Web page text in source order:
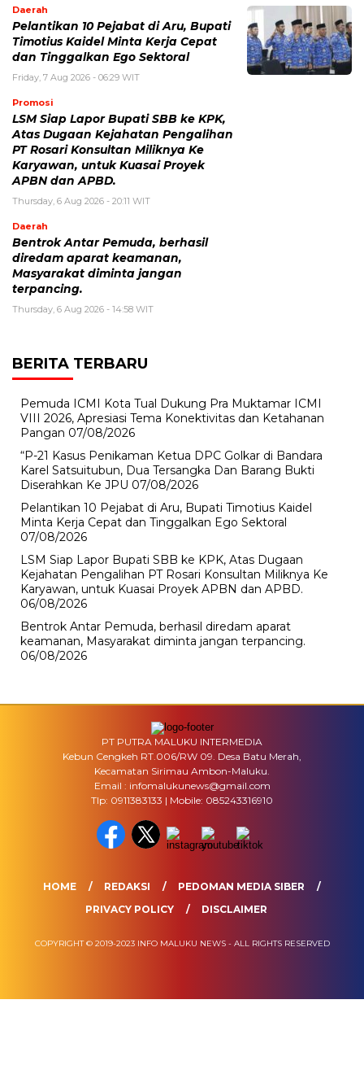
Daerah
Pelantikan 10 Pejabat di Aru, Bupati
Timotius Kaidel Minta Kerja Cepat
dan Tinggalkan Ego Sektoral
Friday, 7 Aug 2026 - 06:29 WIT
Promosi
LSM Siap Lapor Bupati SBB ke KPK,
Atas Dugaan Kejahatan Pengalihan
PT Rosari Konsultan Miliknya Ke
Karyawan, untuk Kuasai Proyek
APBN dan APBD.
Thursday, 6 Aug 2026 - 20:11 WIT
Daerah
Bentrok Antar Pemuda, berhasil
diredam aparat keamanan,
Masyarakat diminta jangan
terpancing.
Thursday, 6 Aug 2026 - 14:58 WIT
BERITA TERBARU
Pemuda ICMI Kota Tual Dukung Pra Muktamar ICMI
VIII 2026, Apresiasi Tema Konektivitas dan Ketahanan
Pangan 07/08/2026
“P-21 Kasus Penikaman Ketua DPC Golkar di Bandara
Karel Satsuitubun, Dua Tersangka Dan Barang Bukti
Diserahkan Ke JPU 07/08/2026
Pelantikan 10 Pejabat di Aru, Bupati Timotius Kaidel
Minta Kerja Cepat dan Tinggalkan Ego Sektoral
07/08/2026
LSM Siap Lapor Bupati SBB ke KPK, Atas Dugaan
Kejahatan Pengalihan PT Rosari Konsultan Miliknya Ke
Karyawan, untuk Kuasai Proyek APBN dan APBD.
06/08/2026
Bentrok Antar Pemuda, berhasil diredam aparat
keamanan, Masyarakat diminta jangan terpancing.
06/08/2026
PT PUTRA MALUKU INTERMEDIA
Kebun Cengkeh RT.006/RW 09. Desa Batu Merah,
Kecamatan Sirimau Ambon-Maluku.
Email : infomalukunews@gmail.com
Tlp: 0911383133 | Mobile: 085243316910
HOME REDAKSI
PEDOMAN MEDIA SIBER
PRIVACY POLICY
DISCLAIMER
COPYRIGHT © 2019-2023 INFO MALUKU NEWS - ALL RIGHTS RESERVED